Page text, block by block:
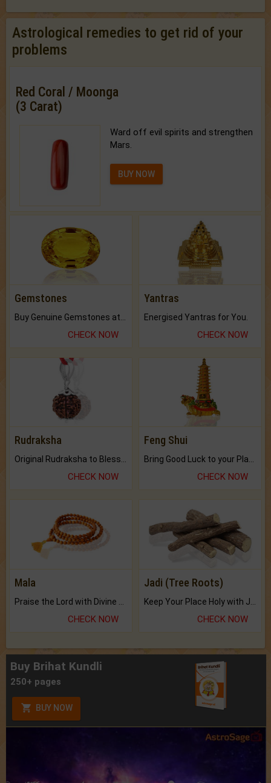
Astrological remedies to get rid of your
problems
Red Coral / Moonga
(3 Carat)
Ward off evil spirits and strengthen
Mars.
BUY NOW
Gemstones
CHECK NOW
Yantras
Energised Yantras for You.
CHECK NOW
Rudraksha
CHECK NOW
Feng Shui
CHECK NOW
Mala
CHECK NOW
Jadi (Tree Roots)
CHECK NOW
Buy Brihat Kundli
250+ pages
BUY NOW